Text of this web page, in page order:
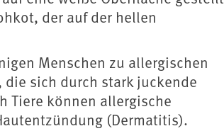
der auf der hellen
Menschen zu allergischen
sich durch stark juckende
Tiere können allergische
(Dermatitis).